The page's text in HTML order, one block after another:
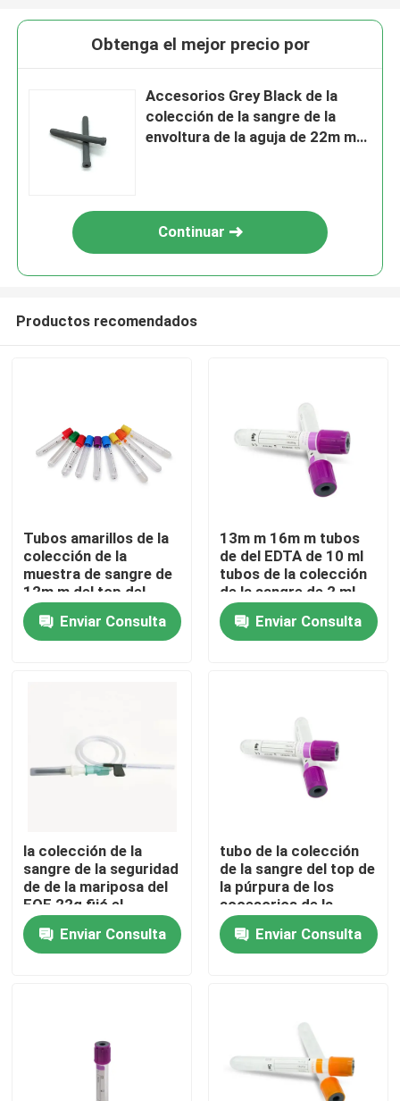
Inicio
Productos
Visita a la fábrica
Contacto
Solicitar una cotización
Émbolo de goma de la jeringuilla
Obtenga el mejor precio por
Accesorios Grey Black de la
colección de la sangre de la
envoltura de la aguja de 22m m
Continuar
Productos recomendados
Tubos amarillos de la
colección de la
muestra de sangre de
12m m del top del
OEM
Enviar Consulta
13m m 16m m tubos
de del EDTA de 10 ml
tubos de la colección
de la sangre de 2 ml
Enviar Consulta
la colección de la
sangre de la seguridad
de de la mariposa del
FOE 22g fijó el
adaptador de Luer
Enviar Consulta
tubo de la colección
de la sangre del top de
la púrpura de los
accesorios de la
colección de la sangre
de del EDTA de 16m m
Enviar Consulta